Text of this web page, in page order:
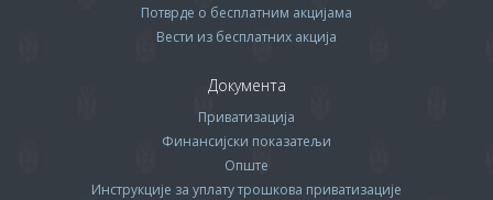
Потврде о бесплатним акцијама
Вести из бесплатних акција
Документа
Приватизација
Финансијски показатељи
Опште
Инструкције за уплату трошкова приватизације